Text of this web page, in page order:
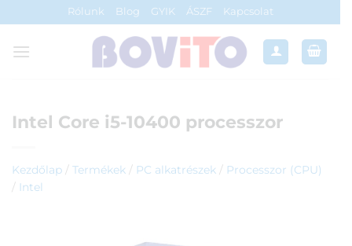
to
content
Rólunk Blog GYIK ÁSZF Kapcsolat
Intel Core i5-10400 processzor
Kezdőlap / Termékek / PC alkatrészek / Processzor (CPU)
/ Intel